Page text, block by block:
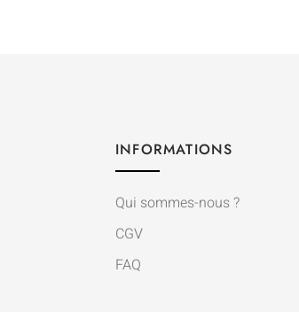
INFORMATIONS
Qui sommes-nous ?
CGV
FAQ